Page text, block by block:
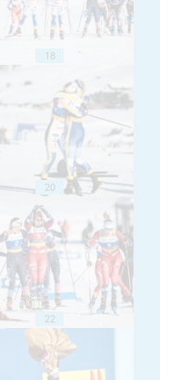
18
20
22